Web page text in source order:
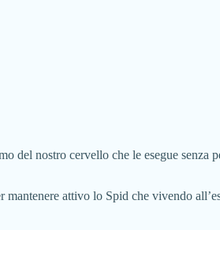
nostro cervello che le esegue senza
attivo lo Spid che vivendo